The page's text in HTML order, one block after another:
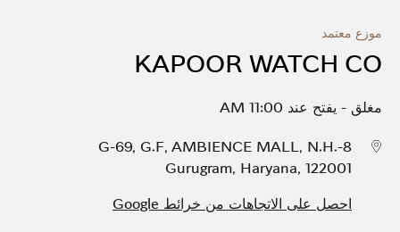
موزع معتمد
KAPOOR WATCH CO
مغلق - يفتح عند 11:00 AM
G-69, G.F, AMBIENCE MALL, N.H.-8
Gurugram, Haryana, 122001
احصل على الاتجاهات من خرائط Google